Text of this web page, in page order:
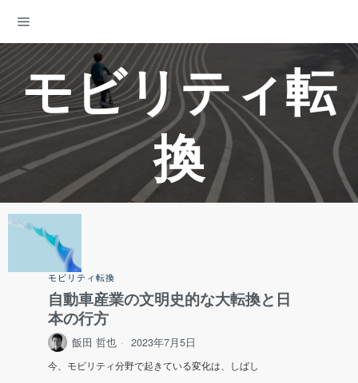
モビリティ転
換
モビリティ転換
自動車産業の文明史的な大転換と日
本の行方
飯田 哲也 2023年7月5日
今、モビリティ分野で起きている変化は、しばし